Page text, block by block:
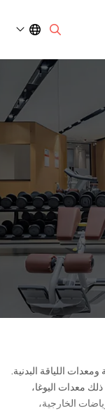
اللياقة البدنية.
معدات اليوغا،
الخارجية،